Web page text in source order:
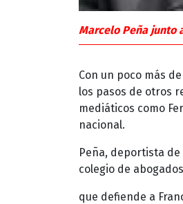
Marcelo Peña junto
Con un poco más
los pasos de otros
mediáticos como
nacional.
Peña, deportista
colegio de
que defiende a